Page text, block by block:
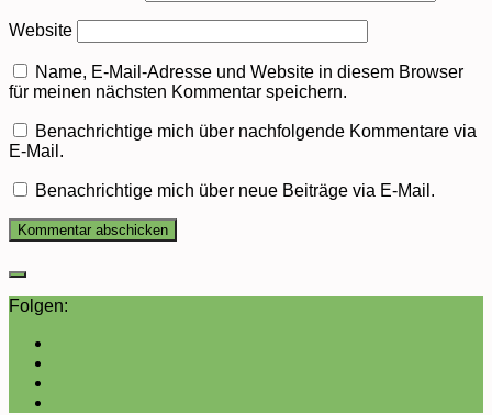
Website
Name, E-Mail-Adresse und Website in diesem Browser
für meinen nächsten Kommentar speichern.
Benachrichtige mich über nachfolgende Kommentare via
E-Mail.
Benachrichtige mich über neue Beiträge via E-Mail.
Folgen: